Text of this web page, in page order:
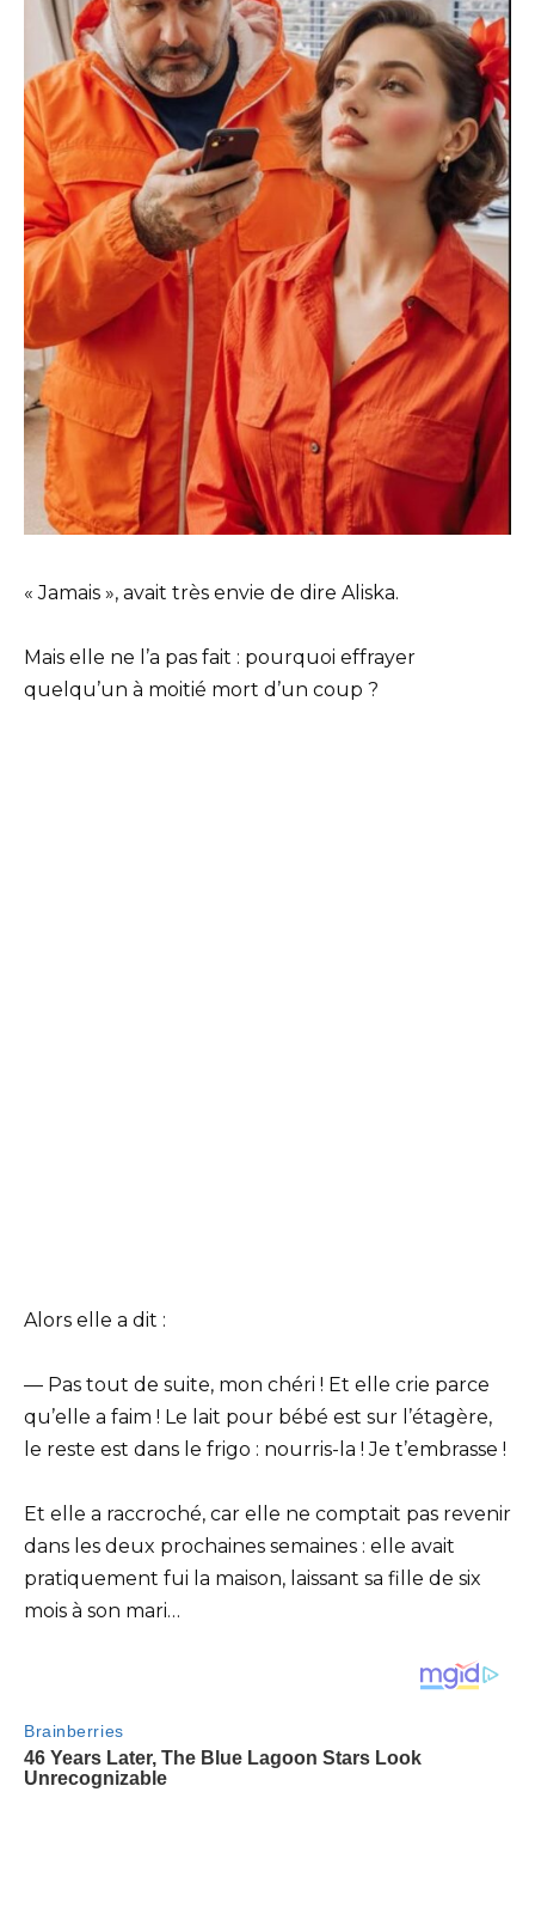
« Jamais », avait très envie de dire Aliska.
Mais elle ne l’a pas fait : pourquoi effrayer
quelqu’un à moitié mort d’un coup ?
Alors elle a dit :
— Pas tout de suite, mon chéri ! Et elle crie parce
qu’elle a faim ! Le lait pour bébé est sur l’étagère,
le reste est dans le frigo : nourris-la ! Je t’embrasse !
Et elle a raccroché, car elle ne comptait pas revenir
dans les deux prochaines semaines : elle avait
pratiquement fui la maison, laissant sa fille de six
mois à son mari…